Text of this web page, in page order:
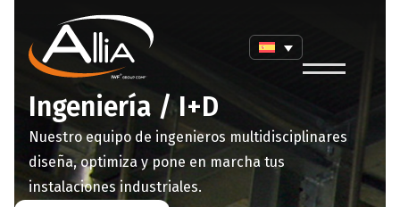
Ingeniería / I+D
Nuestro equipo de ingenieros multidisciplinares
diseña, optimiza y pone en marcha tus
instalaciones industriales.